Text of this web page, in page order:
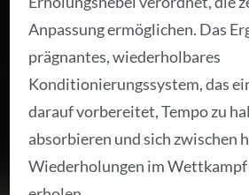
Anpassung ermöglichen. Das
prägnantes, wiederholbares
Konditionierungssystem, das
darauf vorbereitet, Tempo zu
absorbieren und sich zwischen
Wiederholungen im Wettkampf